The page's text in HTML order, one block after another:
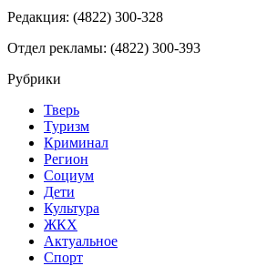
Редакция: (4822) 300-328
Отдел рекламы: (4822) 300-393
Рубрики
Тверь
Туризм
Криминал
Регион
Социум
Дети
Культура
ЖКХ
Актуальное
Спорт